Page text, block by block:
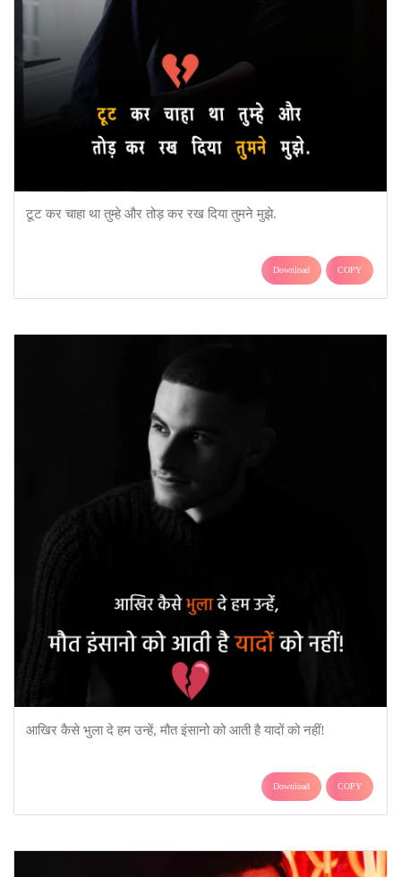
टूट कर चाहा था तुम्हे और तोड़ कर रख दिया तुमने मुझे.
Download COPY
आखिर कैसे भुला दे हम उन्हें, मौत इंसानो को आती है यादों को नहीं!
Download COPY